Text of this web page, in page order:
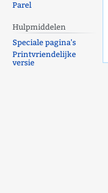
Parel
Hulpmiddelen
Speciale pagina's
Printvriendelijke
versie